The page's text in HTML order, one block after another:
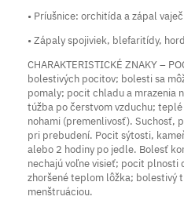
• Príušnice: orchitída a zápal
• Zápaly spojiviek, blefaritídy,
CHARAKTERISTICKÉ ZNAKY –
bolestivých pocitov; bolesti sa
pomaly; pocit chladu a mrazenia
túžba po čerstvom vzduchu;
nohami (premenlivosť). Suchosť,
pri prebudení. Pocit sýtosti,
alebo 2 hodiny po jedle. Bolesť
nechajú voľne visieť; pocit plnosti
zhoršené teplom lôžka; bolestivý
menštruáciou.